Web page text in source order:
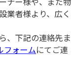
業者様より、広く
、下記の連絡先ま
フォームにてご連